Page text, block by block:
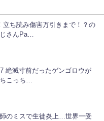
ち読み傷害万引きまで！？の
さんPa…
絶滅寸前だったゲンゴロウが
こっち…
師のミスで生徒炎上…世界一受